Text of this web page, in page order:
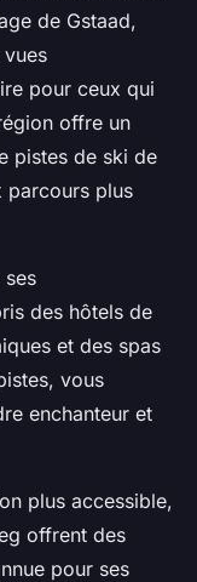
de Gstaad,
pour ceux qui
offre un
pistes de ski de
parcours plus
ses
des hôtels de
et des spas
vous
enchanteur et
plus accessible,
offrent des
pour ses